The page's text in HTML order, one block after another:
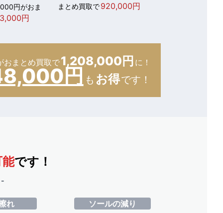
円がおま
円
まとめ買取で920,000円
おまとめ買取で1,208,000円 に！
円 も お得です！
です！
-
れ ソールの減り